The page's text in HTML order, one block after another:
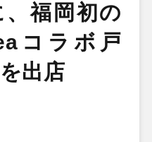
福岡初の
コラボ戸
出店